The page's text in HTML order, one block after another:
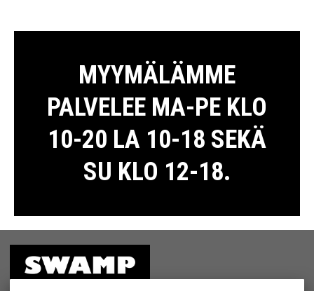
MYYMÄLÄMME
PALVELEE MA-PE KLO
10-20 LA 10-18 SEKÄ
SU KLO 12-18.